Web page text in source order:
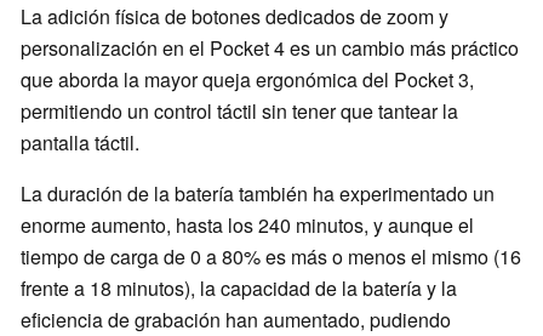
La adición física de botones dedicados de zoom y
personalización en el Pocket 4 es un cambio más práctico
que aborda la mayor queja ergonómica del Pocket 3,
permitiendo un control táctil sin tener que tantear la
pantalla táctil.
La duración de la batería también ha experimentado un
enorme aumento, hasta los 240 minutos, y aunque el
tiempo de carga de 0 a 80% es más o menos el mismo (16
frente a 18 minutos), la capacidad de la batería y la
eficiencia de grabación han aumentado, pudiendo